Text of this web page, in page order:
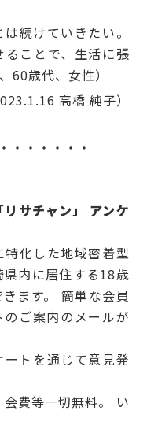
続けていきたい。
ことで、生活に張
60歳代、女性）
高橋 純子）
・・・・・・
サチャン」 アンケ
化した地域密着型
内に居住する18歳
ます。 簡単な会員
ご案内のメールが
トを通じて意見発
費等一切無料。 い